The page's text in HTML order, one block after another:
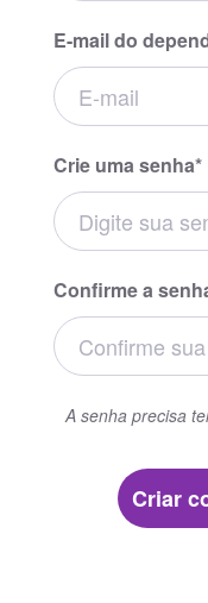
E-mail do
Crie uma senha*
Confirme a
A senha precisa
Criar